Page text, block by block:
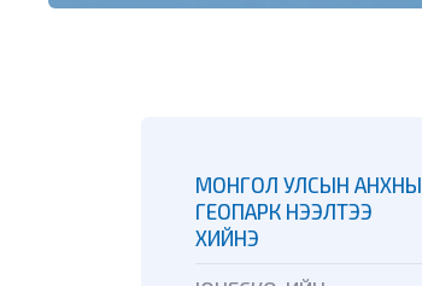
МОНГОЛ УЛСЫН АНХНЫ
ГЕОПАРК НЭЭЛТЭЭ
ХИЙНЭ